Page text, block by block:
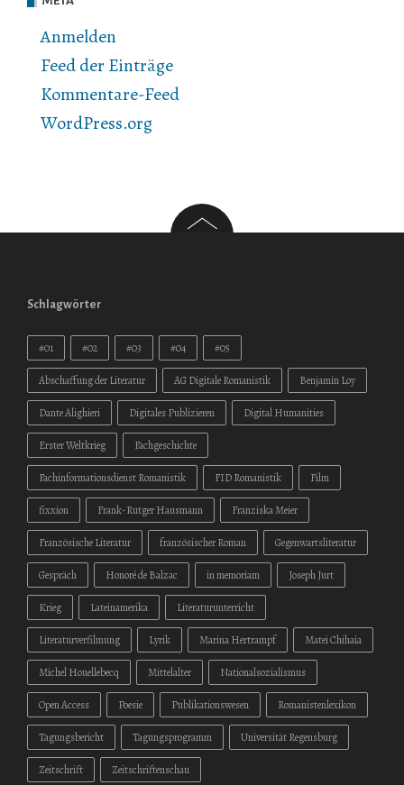
Anmelden
Feed der Einträge
Kommentare-Feed
WordPress.org
Schlagwörter
#01 #02 #03 #04 #05
Abschaffung der Literatur AG Digitale Romanistik Benjamin Loy
Dante Alighieri Digitales Publizieren Digital Humanities
Erster Weltkrieg Fachgeschichte
Fachinformationsdienst Romanistik FID Romanistik Film
fixxion Frank-Rutger Hausmann Franziska Meier
Französische Literatur französischer Roman Gegenwartsliteratur
Gespräch Honoré de Balzac in memoriam Joseph Jurt
Krieg Lateinamerika Literaturunterricht
Literaturverfilmung Lyrik Marina Hertrampf Matei Chihaia
Michel Houellebecq Mittelalter Nationalsozialismus
Open Access Poesie Publikationswesen Romanistenlexikon
Tagungsbericht Tagungsprogramm Universität Regensburg
Zeitschrift Zeitschriftenschau